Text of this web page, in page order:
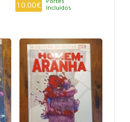
10.00€
Incluídos